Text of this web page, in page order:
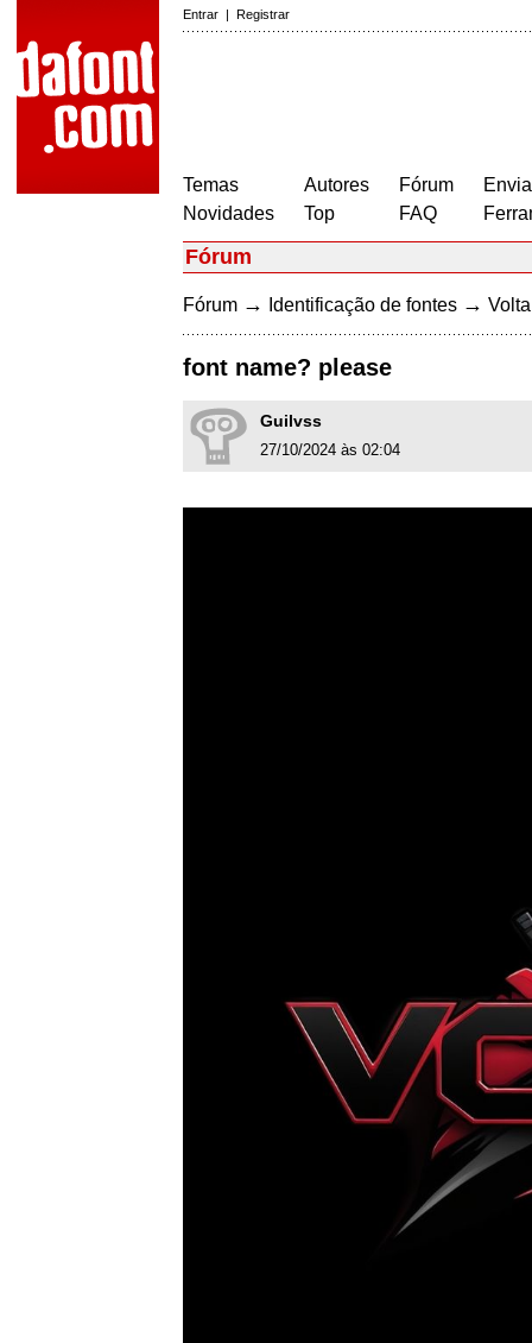
Entrar | Registrar
Temas
Novidades
Autores
Top
Fórum
FAQ
Fórum
Fórum → Identificação de fontes →
font name? please
Guilvss
27/10/2024 às 02:04